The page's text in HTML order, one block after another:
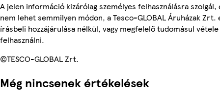
A jelen információ kizárólag személyes felhasználásra szolgál,
nem lehet semmilyen módon, a Tesco-GLOBAL Áruházak Zrt.
írásbeli hozzájárulása nélkül, vagy megfelelő tudomásul
felhasználni.
©TESCO-GLOBAL Zrt.
Még nincsenek értékelések